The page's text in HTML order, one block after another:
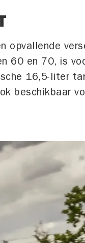
opvallende
60 en 70, is
16,5-liter
beschikbaar